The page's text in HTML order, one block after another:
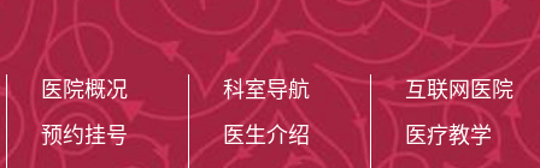
医院概况
预约挂号
科室导航
医生介绍
互联网医院
医疗教学